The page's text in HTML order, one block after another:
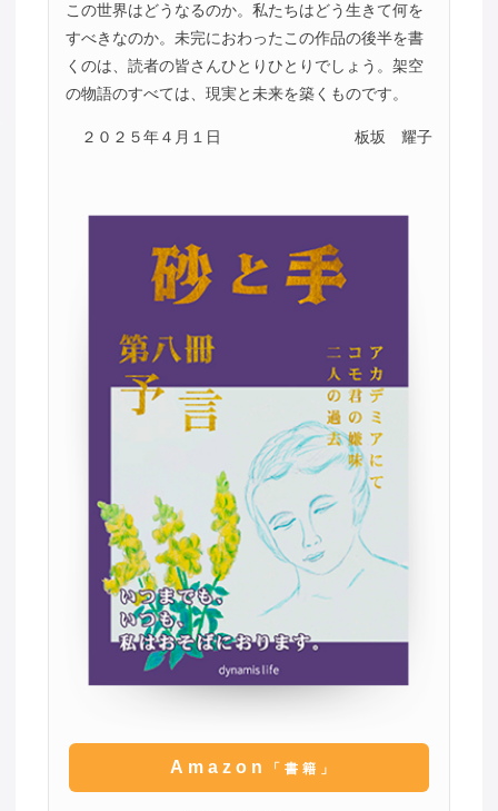
この世界はどうなるのか。私たちはどう生きて何を
すべきなのか。未完におわったこの作品の後半を書
くのは、読者の皆さんひとりひとりでしょう。架空
の物語のすべては、現実と未来を築くものです。
２０２５年４月１日 板坂 耀子
Amazon 「書籍」